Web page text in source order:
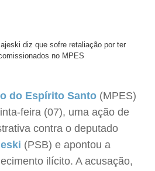
diz que sofre retaliação por ter
no MPES
do Espírito Santo (MPES)
feira (07), uma ação de
contra o deputado
(PSB) e apontou a
ilícito. A acusação,